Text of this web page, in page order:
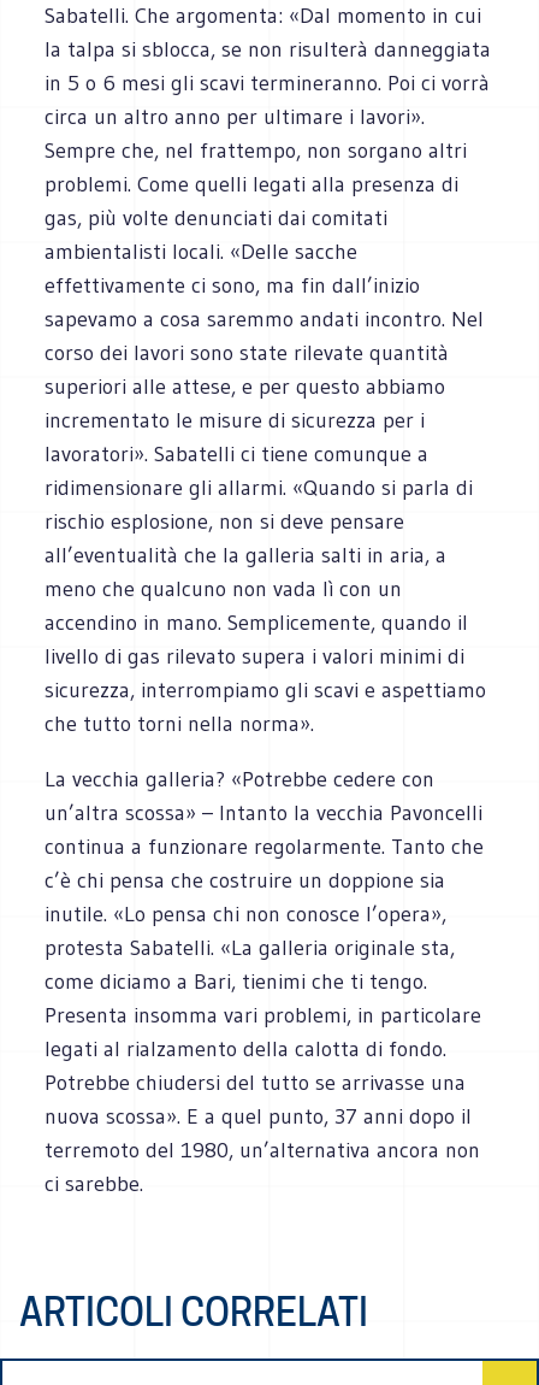
Sabatelli. Che argomenta: «Dal momento in cui
la talpa si sblocca, se non risulterà danneggiata
in 5 o 6 mesi gli scavi termineranno. Poi ci vorrà
circa un altro anno per ultimare i lavori».
Sempre che, nel frattempo, non sorgano altri
problemi. Come quelli legati alla presenza di
gas, più volte denunciati dai comitati
ambientalisti locali. «Delle sacche
effettivamente ci sono, ma fin dall’inizio
sapevamo a cosa saremmo andati incontro. Nel
corso dei lavori sono state rilevate quantità
superiori alle attese, e per questo abbiamo
incrementato le misure di sicurezza per i
lavoratori». Sabatelli ci tiene comunque a
ridimensionare gli allarmi. «Quando si parla di
rischio esplosione, non si deve pensare
all’eventualità che la galleria salti in aria, a
meno che qualcuno non vada lì con un
accendino in mano. Semplicemente, quando il
livello di gas rilevato supera i valori minimi di
sicurezza, interrompiamo gli scavi e aspettiamo
che tutto torni nella norma».
La vecchia galleria? «Potrebbe cedere con
un’altra scossa» – Intanto la vecchia Pavoncelli
continua a funzionare regolarmente. Tanto che
c’è chi pensa che costruire un doppione sia
inutile. «Lo pensa chi non conosce l’opera»,
protesta Sabatelli. «La galleria originale sta,
come diciamo a Bari, tienimi che ti tengo.
Presenta insomma vari problemi, in particolare
legati al rialzamento della calotta di fondo.
Potrebbe chiudersi del tutto se arrivasse una
nuova scossa». E a quel punto, 37 anni dopo il
terremoto del 1980, un’alternativa ancora non
ci sarebbe.
ARTICOLI CORRELATI